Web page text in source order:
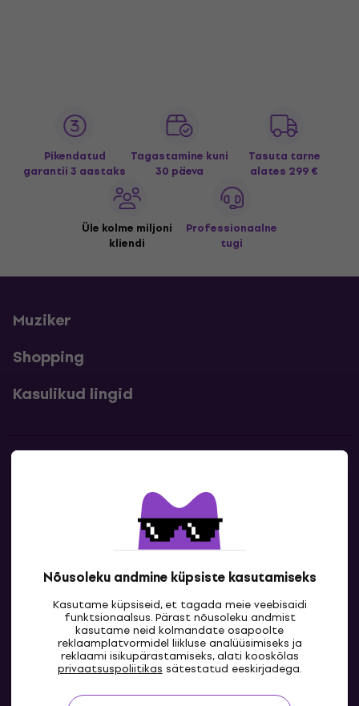
Nõusoleku andmine küpsiste kasutamiseks
Kasutame küpsiseid, et tagada meie veebisaidi
funktsionaalsus. Pärast nõusoleku andmist
kasutame neid kolmandate osapoolte
reklaamplatvormidel liikluse analüüsimiseks ja
reklaami isikupärastamiseks, alati kooskõlas
privaatsuspoliitikas sätestatud eeskirjadega.
Pikendatud
garantii 3 aastaks
Tagastamine kuni
30 päeva
Tasuta tarne
alates 299 €
Üle kolme miljoni
kliendi
Professionaalne
tugi
Muziker
Shopping
Kasulikud lingid
Kontaktandmed
EE